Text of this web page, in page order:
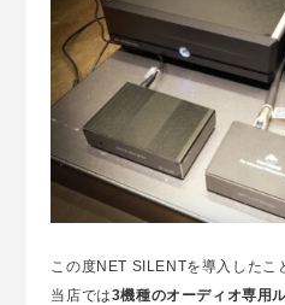
この度NET SILENTを導入したこ
当店では3機種のオーディオ専用